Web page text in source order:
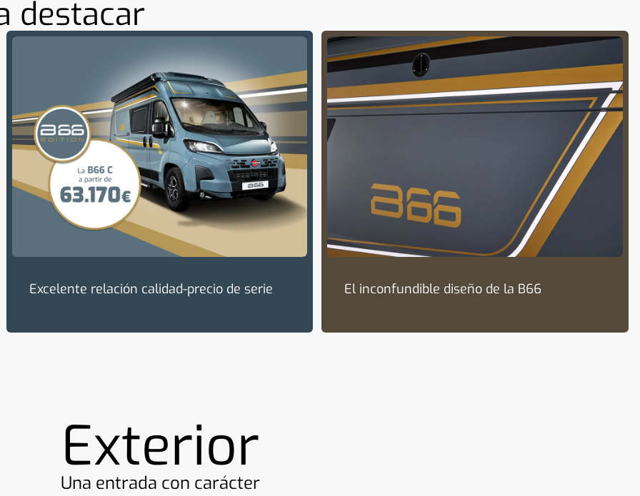
destacar
Excelente relación calidad-precio de serie El inconfundible diseño de la B66
Exterior
Una entrada con carácter